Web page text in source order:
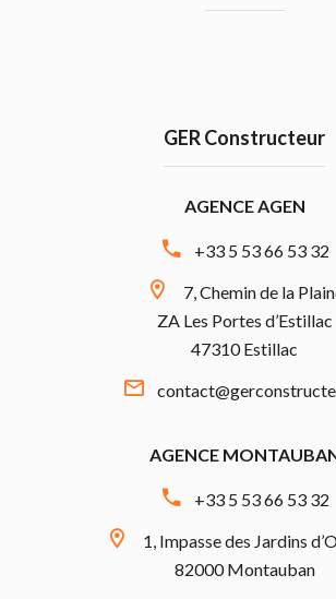
GER Constructeur
AGENCE AGEN
+33 5 53 66 53 32
7, Chemin de la
ZA Les Portes d’Estillac
47310 Estillac
AGENCE
+33 5 53 66 53 32
1, Impasse des Jardins
82000 Montauban